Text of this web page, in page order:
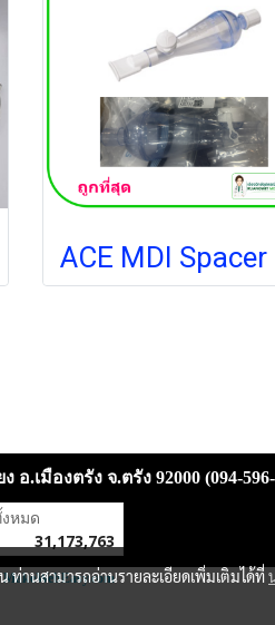
มืองตรัง จ.ตรัง 92000 (094-596-
นนี้
MakeWebEasy.com
ท่านสามารถอ่านรายละเอียดเพิ่มเติมได้ที่